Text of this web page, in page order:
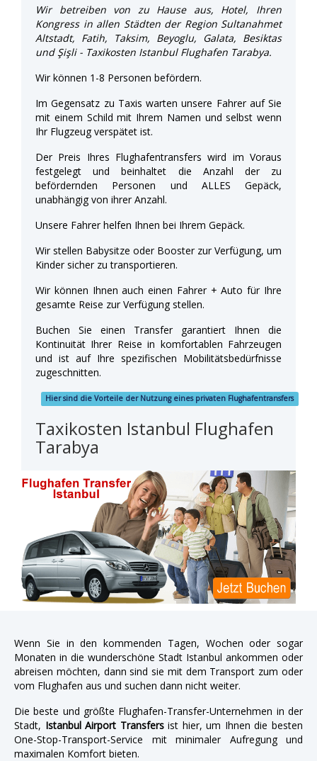
Wir betreiben von zu Hause aus, Hotel, Ihren
Kongress in allen Städten der Region Sultanahmet
Altstadt, Fatih, Taksim, Beyoglu, Galata, Besiktas
und Şişli - Taxikosten Istanbul Flughafen Tarabya.
Wir können 1-8 Personen befördern.
Im Gegensatz zu Taxis warten unsere Fahrer auf Sie
mit einem Schild mit Ihrem Namen und selbst wenn
Ihr Flugzeug verspätet ist.
Der Preis Ihres Flughafentransfers wird im Voraus
festgelegt und beinhaltet die Anzahl der zu
befördernden Personen und ALLES Gepäck,
unabhängig von ihrer Anzahl.
Unsere Fahrer helfen Ihnen bei Ihrem Gepäck.
Wir stellen Babysitze oder Booster zur Verfügung, um
Kinder sicher zu transportieren.
Wir können Ihnen auch einen Fahrer + Auto für Ihre
gesamte Reise zur Verfügung stellen.
Buchen Sie einen Transfer garantiert Ihnen die
Kontinuität Ihrer Reise in komfortablen Fahrzeugen
und ist auf Ihre spezifischen Mobilitätsbedürfnisse
zugeschnitten.
Hier sind die Vorteile der Nutzung eines privaten Flughafentransfers
Taxikosten Istanbul Flughafen
Tarabya
Wenn Sie in den kommenden Tagen, Wochen oder sogar
Monaten in die wunderschöne Stadt Istanbul ankommen oder
abreisen möchten, dann sind sie mit dem Transport zum oder
vom Flughafen aus und suchen dann nicht weiter.
Die beste und größte Flughafen-Transfer-Unternehmen in der
Stadt, Istanbul Airport Transfersist hier, um Ihnen die besten
One-Stop-Transport-Service mit minimaler Aufregung und
maximalen Komfort bieten.